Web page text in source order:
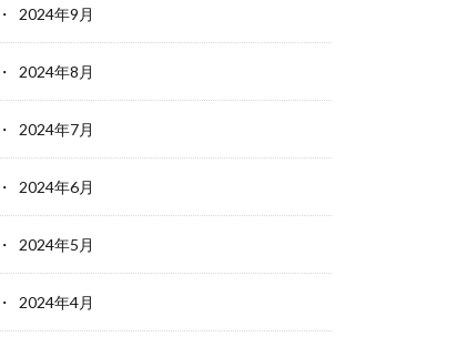
2024年9月
2024年8月
2024年7月
2024年6月
2024年5月
2024年4月